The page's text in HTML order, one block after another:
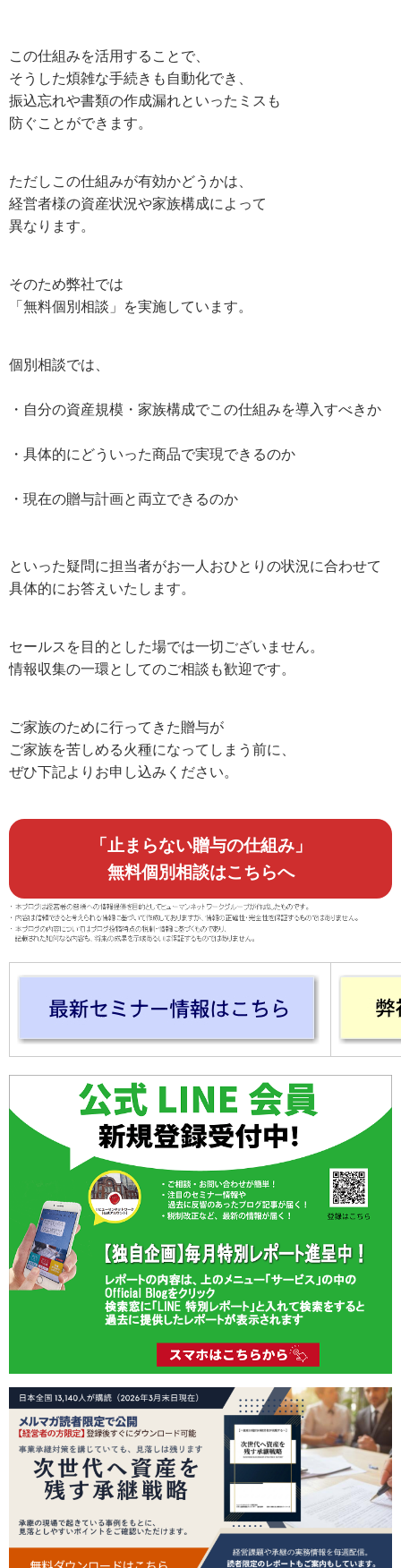
この仕組みを活用することで、
そうした煩雑な手続きも自動化でき、
振込忘れや書類の作成漏れといったミスも
防ぐことができます。
ただしこの仕組みが有効かどうかは、
経営者様の資産状況や家族構成によって
異なります。
そのため弊社では
「無料個別相談」を実施しています。
個別相談では、
・自分の資産規模・家族構成でこの仕組みを導入すべきか
・具体的にどういった商品で実現できるのか
・現在の贈与計画と両立できるのか
といった疑問に担当者がお一人おひとりの状況に合わせて
具体的にお答えいたします。
セールスを目的とした場では一切ございません。
情報収集の一環としてのご相談も歓迎です。
ご家族のために行ってきた贈与が
ご家族を苦しめる火種になってしまう前に、
ぜひ下記よりお申し込みください。
「止まらない贈与の仕組み」
無料個別相談はこちらへ